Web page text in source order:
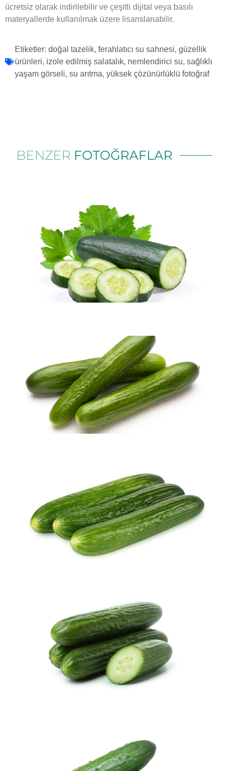
ücretsiz olarak indirilebilir ve çeşitli dijital veya basılı
materyallerde kullanılmak üzere lisanslanabilir.
Etiketler: doğal tazelik, ferahlatıcı su sahnesi, güzellik
ürünleri, izole edilmiş salatalık, nemlendirici su, sağlıklı
yaşam görseli, su arıtma, yüksek çözünürlüklü fotoğraf
BENZER FOTOĞRAFLAR